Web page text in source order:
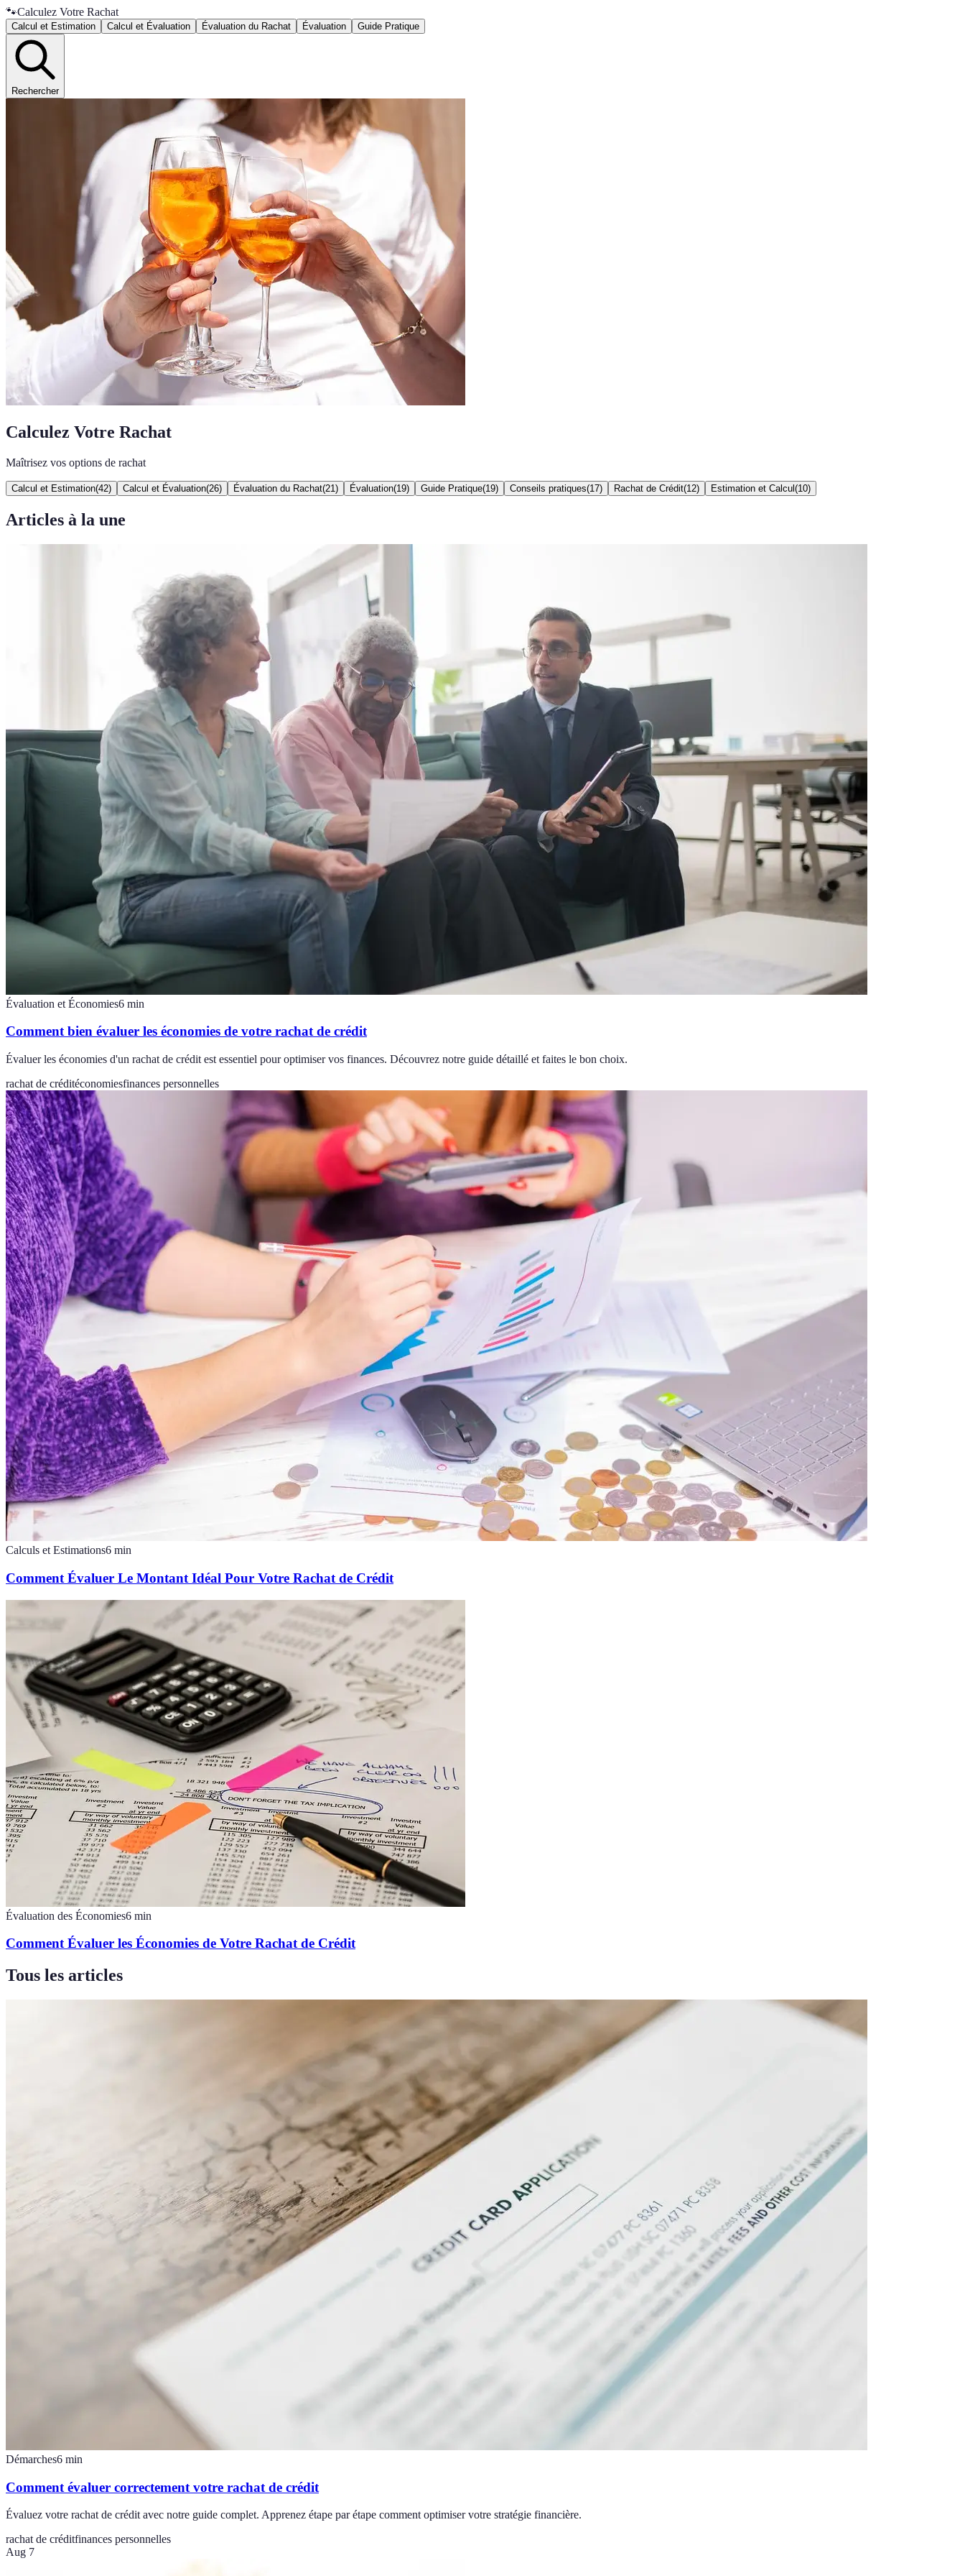
🐾Calculez Votre Rachat
Calcul et Estimation Calcul et Évaluation Évaluation du Rachat Évaluation Guide Pratique
Rechercher
Calculez Votre Rachat
Maîtrisez vos options de rachat
Calcul et Estimation(42) Calcul et Évaluation(26) Évaluation du Rachat(21 ) Évaluation(19) Guide Pratique(19) Conseils pratiques(17) Rachat de Crédit(12) Estimation et Calcul (10)
Articles à la une
Évaluation et Économies6 min
Comment bien évaluer les économies de votre rachat de crédit
Évaluer les économies d'un rachat de crédit est essentiel pour optimiser vos finances. Découvrez notre guide détaillé et faites le bon choix.
rachat de créditéconomiesfinances personnelles
Calculs et Estimations6 min
Comment Évaluer Le Montant Idéal Pour Votre Rachat de Crédit
Évaluation des Économies6 min
Comment Évaluer les Économies de Votre Rachat de Crédit
Tous les articles
Démarches6 min
Comment évaluer correctement votre rachat de crédit
Évaluez votre rachat de crédit avec notre guide complet. Apprenez étape par étape comment optimiser votre stratégie financière.
rachat de créditfinances personnelles
Aug 7